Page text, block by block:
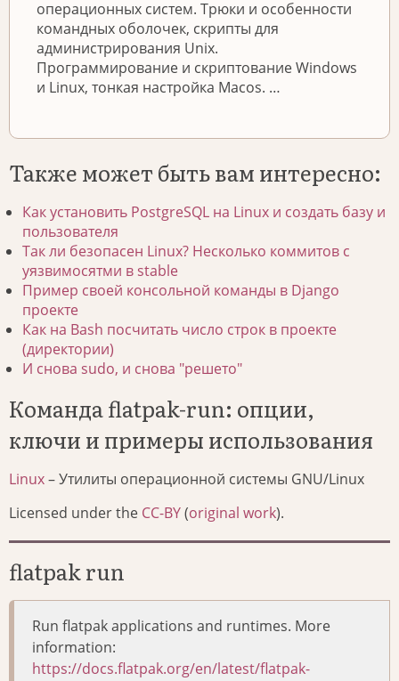
операционных систем. Трюки и особенности
командных оболочек, скрипты для
администрирования Unix.
Программирование и скриптование Windows
и Linux, тонкая настройка Macos. …
Также может быть вам интересно:
Как установить PostgreSQL на Linux и создать базу и
пользователя
Так ли безопасен Linux? Несколько коммитов с
уязвимосятми в stable
Пример своей консольной команды в Django
проекте
Как на Bash посчитать число строк в проекте
(директории)
И снова sudo, и снова "решето"
Команда flatpak-run: опции,
ключи и примеры использования
Linux– Утилиты операционной системы GNU/Linux
Licensed under the CC-BY(original work).
flatpak run
Run flatpak applications and runtimes. More
information:
https://docs.flatpak.org/en/latest/flatpak-